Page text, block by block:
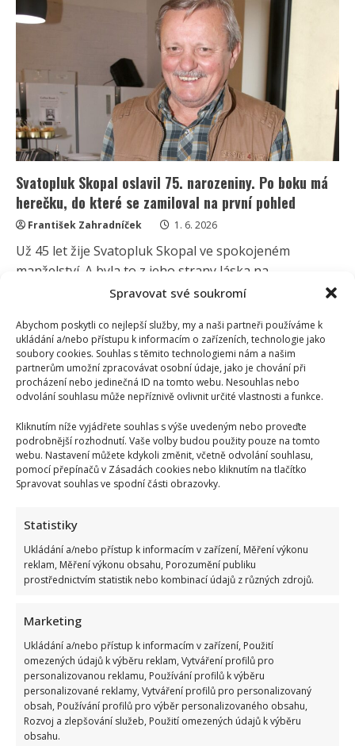
Spravovat své soukromí
Abychom poskytli co nejlepší služby, my a naši partneři používáme k
ukládání a/nebo přístupu k informacím o zařízeních, technologie jako
soubory cookies. Souhlas s těmito technologiemi nám a našim
partnerům umožní zpracovávat osobní údaje, jako je chování při
procházení nebo jedinečná ID na tomto webu. Nesouhlas nebo
odvolání souhlasu může nepříznivě ovlivnit určité vlastnosti a funkce.
Kliknutím níže vyjádřete souhlas s výše uvedeným nebo proveďte
podrobnější rozhodnutí. Vaše volby budou použity pouze na tomto
webu. Nastavení můžete kdykoli změnit, včetně odvolání souhlasu,
pomocí přepínačů v Zásadách cookies nebo kliknutím na tlačítko
Spravovat souhlas ve spodní části obrazovky.
Statistiky
Ukládání a/nebo přístup k informacím v zařízení, Měření výkonu
reklam, Měření výkonu obsahu, Porozumění publiku
prostřednictvím statistik nebo kombinací údajů z různých zdrojů.
Marketing
Ukládání a/nebo přístup k informacím v zařízení, Použití
omezených údajů k výběru reklam, Vytváření profilů pro
personalizovanou reklamu, Používání profilů k výběru
personalizované reklamy, Vytváření profilů pro personalizovaný
obsah, Používání profilů pro výběr personalizovaného obsahu,
Rozvoj a zlepšování služeb, Použití omezených údajů k výběru
obsahu.
vztah
Zvláštní
experiment
jim
však
nevyšel
Svatopluk Skopal oslavil 75. narozeniny. Po boku má
herečku, do které se zamiloval na první pohled
František Zahradníček 1. 6. 2026
Už 45 let žije Svatopluk Skopal ve spokojeném
manželství. A byla to z jeho strany láska na...
about
Svatopluk
Skopal
oslavil
75.
narozeniny.
Po
boku
herečku,
do
které
se
zamiloval
na
první
Zdeněk Pohlreich opustil svou rodinu kvůli o 15 let
mladší Zdeňce. Jiskra mezi nimi přeskočila už dávno
Richard Touš 24. 12. 2025
jejich cesty střetly podruhé, už ji Zdeněk...
VíceRead
more
about
Zdeněk
Pohlreich
opustil
svou
rodinu
kvůli